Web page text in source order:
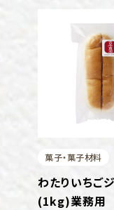
菓子・菓子材料
わたりいちご
(1kg)業務用